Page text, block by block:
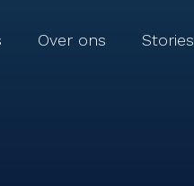
Over ons Stories